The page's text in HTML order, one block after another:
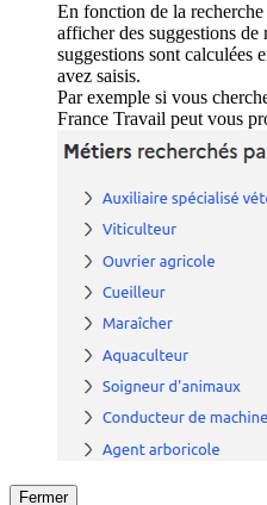
En fonction de la
afficher des suggestions de
suggestions sont calculées
avez saisis.
Par exemple si vous
France Travail peut vous
Fermer